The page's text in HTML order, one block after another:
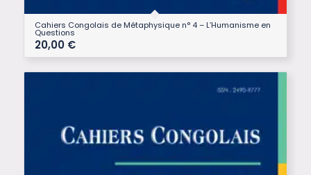
Cahiers Congolais de Métaphysique n° 4 – L’Humanisme en
Questions
20,00 €